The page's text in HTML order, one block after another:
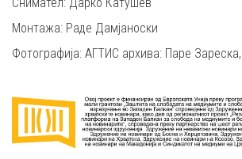
Монтажа: Раде Дамјаноски
Фотографија: АГТИС архива: Паре